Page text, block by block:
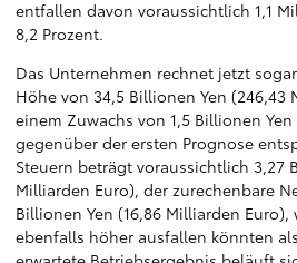
entfallen davon voraussichtlich 1,1
8,2 Prozent.
Das Unternehmen rechnet jetzt
Höhe von 34,5 Billionen Yen (246,43
einem Zuwachs von 1,5 Billionen
gegenüber der ersten Prognose
Steuern beträgt voraussichtlich 3,27
Milliarden Euro), der zurechenbare
Billionen Yen (16,86 Milliarden
ebenfalls höher ausfallen könnten